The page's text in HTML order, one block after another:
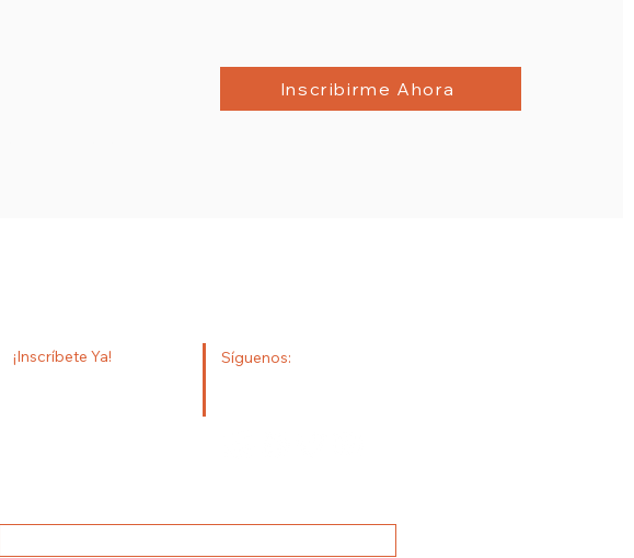
Inscribirme Ahora
¡Inscríbete Ya!
Síguenos: